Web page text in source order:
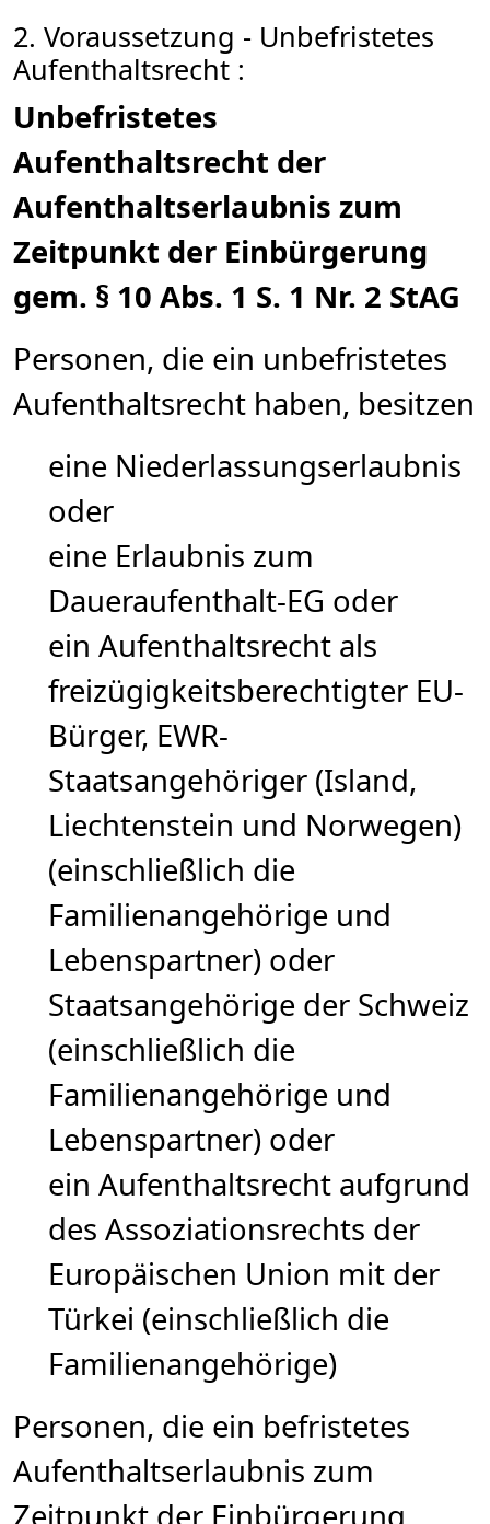
2. Voraussetzung - Unbefristetes
Aufenthaltsrecht :
Unbefristetes
Aufenthaltsrecht der
Aufenthaltserlaubnis zum
Zeitpunkt der Einbürgerung
gem. § 10 Abs. 1 S. 1 Nr. 2 StAG
Personen, die ein unbefristetes
Aufenthaltsrecht haben, besitzen
eine Niederlassungserlaubnis
oder
eine Erlaubnis zum
Daueraufenthalt-EG oder
ein Aufenthaltsrecht als
freizügigkeitsberechtigter EU-
Bürger, EWR-
Staatsangehöriger (Island,
Liechtenstein und Norwegen)
(einschließlich die
Familienangehörige und
Lebenspartner) oder
Staatsangehörige der Schweiz
(einschließlich die
Familienangehörige und
Lebenspartner) oder
ein Aufenthaltsrecht aufgrund
des Assoziationsrechts der
Europäischen Union mit der
Türkei (einschließlich die
Familienangehörige)
Personen, die ein befristetes
Aufenthaltserlaubnis zum
Zeitpunkt der Einbürgerung